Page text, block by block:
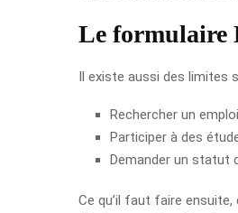
Le formulaire
Il existe aussi des limites
Rechercher un
Participer à des
Demander un statut
Ce qu’il faut faire